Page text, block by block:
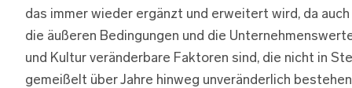
das immer wieder ergänzt und erweitert wird, da auch
die äußeren Bedingungen und die
und Kultur veränderbare Faktoren sind, die nicht in
gemeißelt über Jahre hinweg unveränderlich bestehen